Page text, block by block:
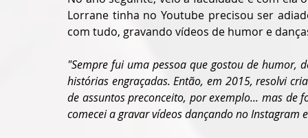
Lorrane tinha no Youtube precisou ser
com tudo, gravando vídeos de humor e
"Sempre fui uma pessoa que gostou de humor,
histórias engraçadas. Então, em 2015, resolvi
de assuntos preconceito, por exemplo... mas
comecei a gravar vídeos dançando no